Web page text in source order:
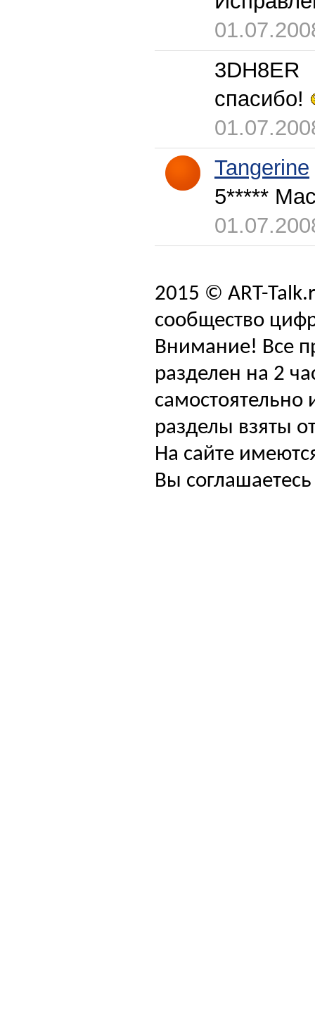
3DH8ER
спасибо!
Tangerine
5*****
2015 © ART-
сообщество
Внимание! Все
разделен на 2
самостоятельно
разделы взяты
На сайте
Вы